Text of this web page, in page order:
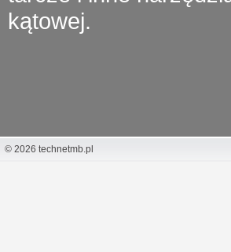
kątowej.
© 2026 technetmb.pl